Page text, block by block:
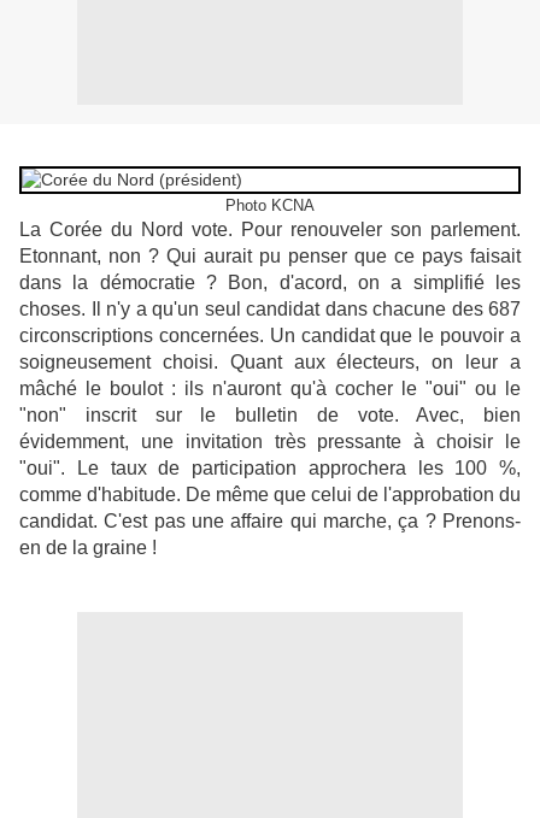
Photo KCNA
La Corée du Nord vote. Pour renouveler son parlement.
Etonnant, non ? Qui aurait pu penser que ce pays faisait
dans la démocratie ? Bon, d'acord, on a simplifié les
choses. Il n'y a qu'un seul candidat dans chacune des 687
circonscriptions concernées. Un candidat que le pouvoir a
soigneusement choisi. Quant aux électeurs, on leur a
mâché le boulot : ils n'auront qu'à cocher le "oui" ou le
"non" inscrit sur le bulletin de vote. Avec, bien
évidemment, une invitation très pressante à choisir le
"oui". Le taux de participation approchera les 100 %,
comme d'habitude. De même que celui de l'approbation du
candidat. C'est pas une affaire qui marche, ça ? Prenons-
en de la graine !